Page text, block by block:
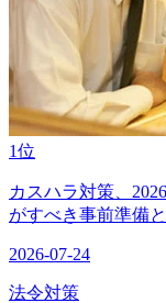
1位
カスハラ対策、
がすべき事前準備
2026-07-24
法令対策